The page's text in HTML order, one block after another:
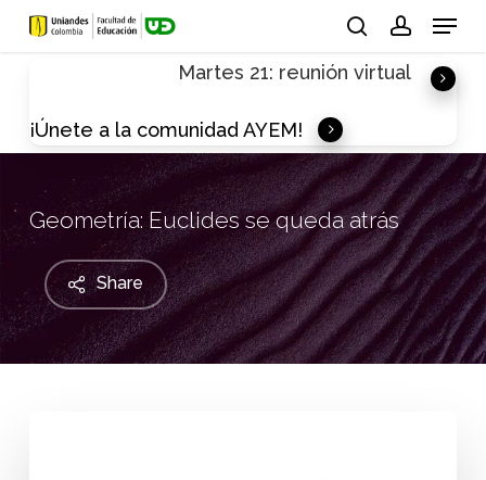
Skip
Menu
Martes 21: reunión virtual
¡Únete a la comunidad AYEM!
Geometría: Euclides se queda atrás
Share